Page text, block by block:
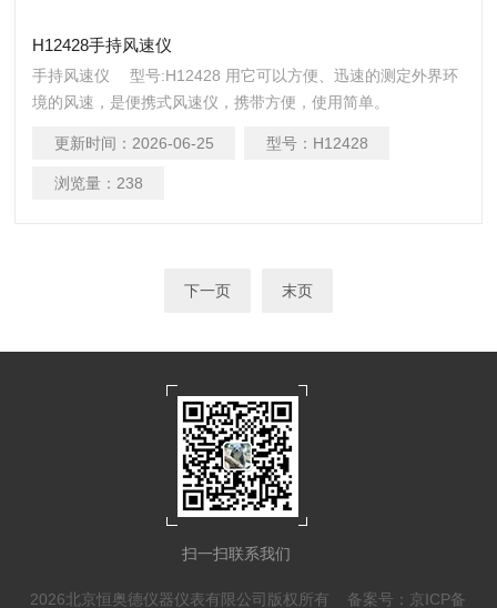
H12428手持风速仪
手持风速仪 型号:H12428 用它可以方便、迅速的测定外界环
境的风速，是便携式风速仪，携带方便，使用简单。
更新时间： 2026-06-25 型号： H12428
浏览量： 238
下一页 末页
扫一扫联系我们
2026北京恒奥德仪器仪表有限公司版权所有 备案号：京ICP备